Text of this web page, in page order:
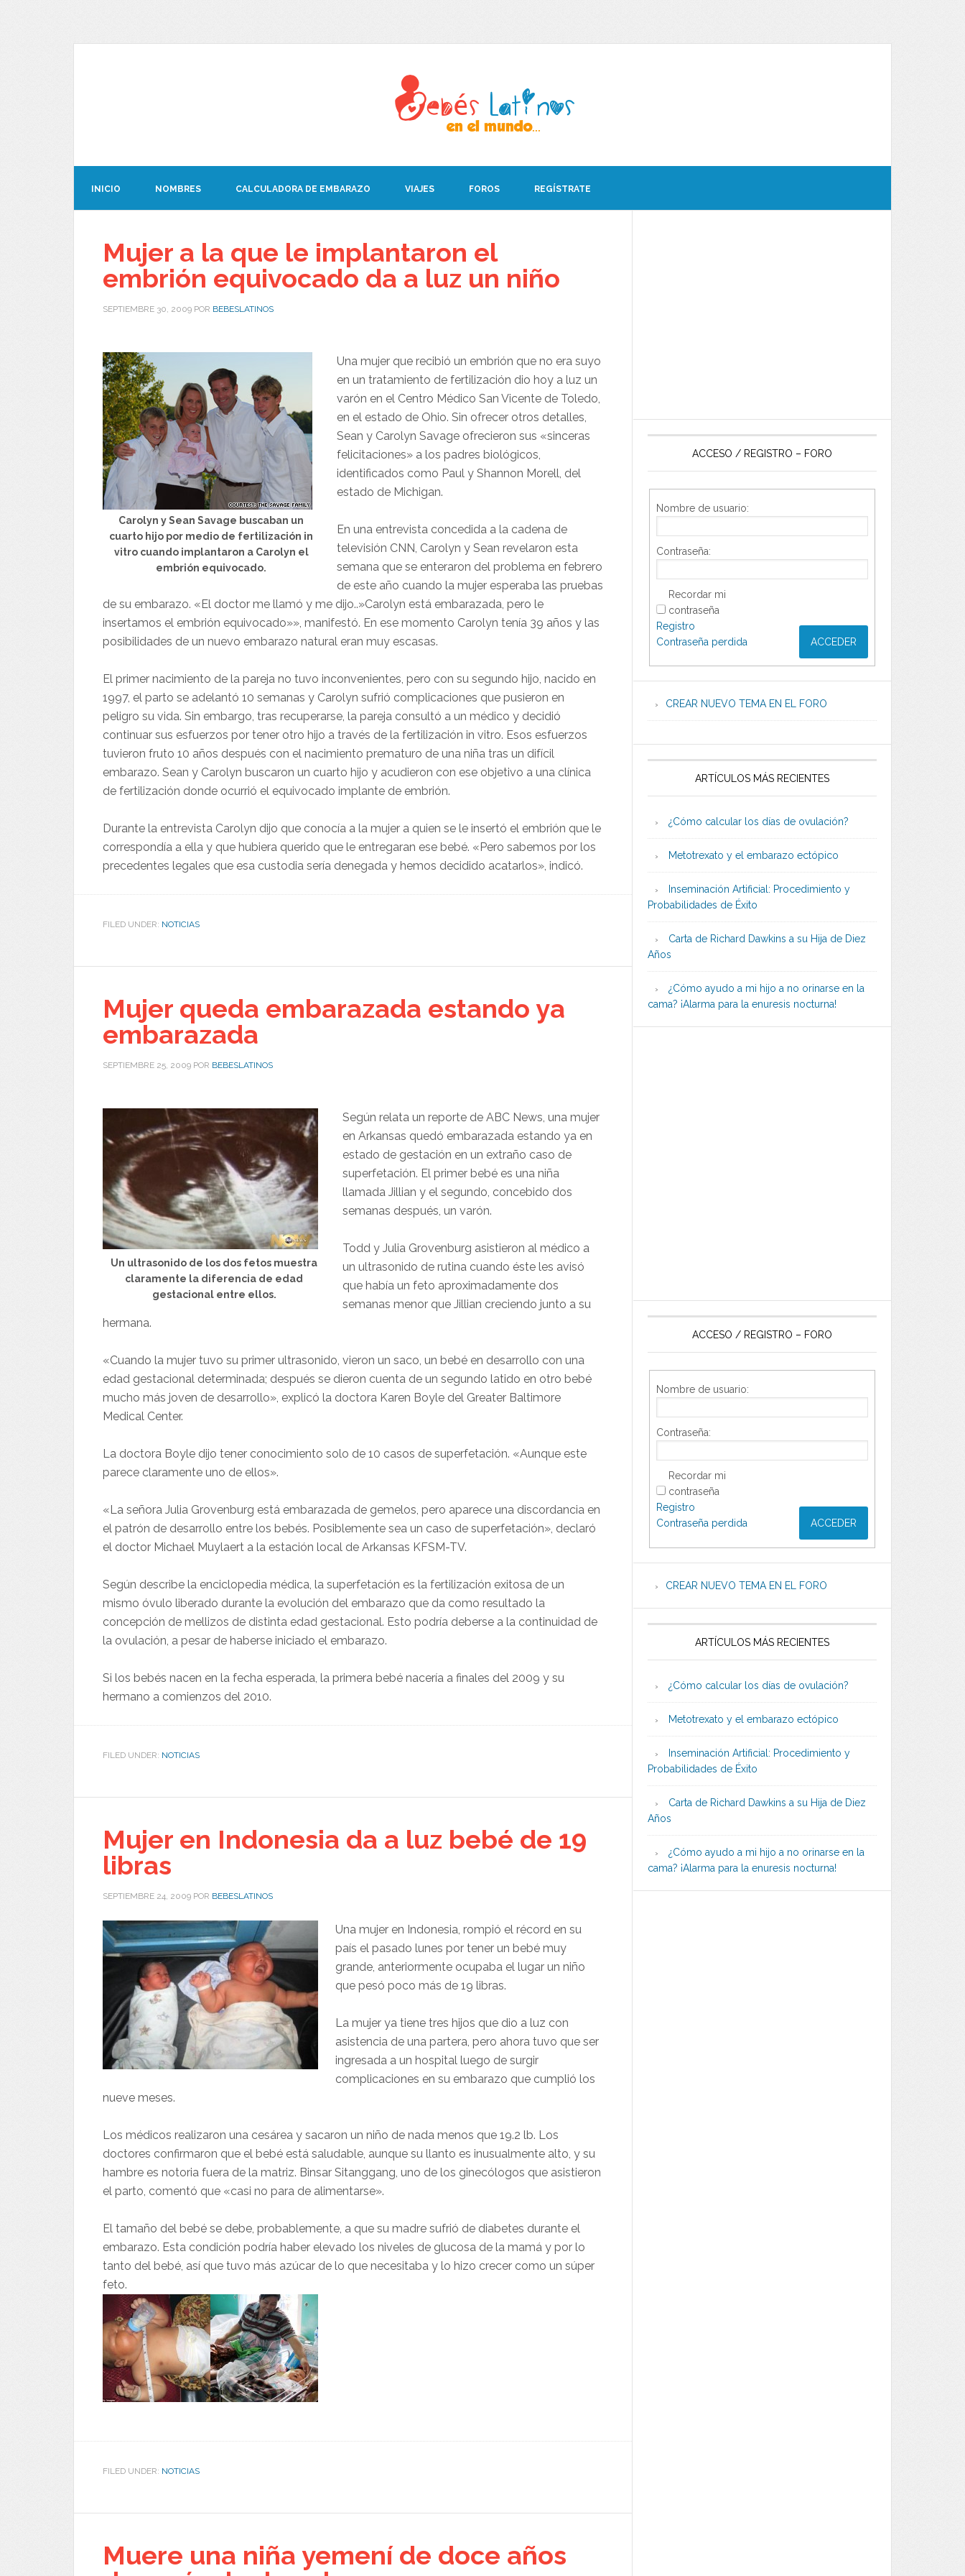
INICIO NOMBRES CALCULADORA DE EMBARAZO VIAJES FOROS REGÍSTRATE
Mujer a la que le implantaron el
embrión equivocado da a luz un niño
SEPTIEMBRE 30, 2009 POR BEBESLATINOS
Carolyn y Sean Savage buscaban un
cuarto hijo por medio de fertilización in
vitro cuando implantaron a Carolyn el
embrión equivocado.
Una mujer que recibió un embrión que no era suyo
en un tratamiento de fertilización dio hoy a luz un
varón en el Centro Médico San Vicente de Toledo,
en el estado de Ohio. Sin ofrecer otros detalles,
Sean y Carolyn Savage ofrecieron sus «sinceras
felicitaciones» a los padres biológicos,
identificados como Paul y Shannon Morell, del
estado de Michigan.
En una entrevista concedida a la cadena de
televisión CNN, Carolyn y Sean revelaron esta
semana que se enteraron del problema en febrero
de este año cuando la mujer esperaba las pruebas
de su embarazo. «El doctor me llamó y me dijo..»Carolyn está embarazada, pero le
insertamos el embrión equivocado»», manifestó. En ese momento Carolyn tenía 39 años y las
posibilidades de un nuevo embarazo natural eran muy escasas.
El primer nacimiento de la pareja no tuvo inconvenientes, pero con su segundo hijo, nacido en
1997, el parto se adelantó 10 semanas y Carolyn sufrió complicaciones que pusieron en
peligro su vida. Sin embargo, tras recuperarse, la pareja consultó a un médico y decidió
continuar sus esfuerzos por tener otro hijo a través de la fertilización in vitro. Esos esfuerzos
tuvieron fruto 10 años después con el nacimiento prematuro de una niña tras un difícil
embarazo. Sean y Carolyn buscaron un cuarto hijo y acudieron con ese objetivo a una clínica
de fertilización donde ocurrió el equivocado implante de embrión.
Durante la entrevista Carolyn dijo que conocía a la mujer a quien se le insertó el embrión que le
correspondía a ella y que hubiera querido que le entregaran ese bebé. «Pero sabemos por los
precedentes legales que esa custodia sería denegada y hemos decidido acatarlos», indicó.
FILED UNDER: NOTICIAS
Mujer queda embarazada estando ya
embarazada
SEPTIEMBRE 25, 2009 POR BEBESLATINOS
Un ultrasonido de los dos fetos muestra
claramente la diferencia de edad
gestacional entre ellos.
Según relata un reporte de ABC News, una mujer
en Arkansas quedó embarazada estando ya en
estado de gestación en un extraño caso de
superfetación. El primer bebé es una niña
llamada Jillian y el segundo, concebido dos
semanas después, un varón.
Todd y Julia Grovenburg asistieron al médico a
un ultrasonido de rutina cuando éste les avisó
que había un feto aproximadamente dos
semanas menor que Jillian creciendo junto a su
hermana.
«Cuando la mujer tuvo su primer ultrasonido, vieron un saco, un bebé en desarrollo con una
edad gestacional determinada; después se dieron cuenta de un segundo latido en otro bebé
mucho más joven de desarrollo», explicó la doctora Karen Boyle del Greater Baltimore
Medical Center.
La doctora Boyle dijo tener conocimiento solo de 10 casos de superfetación. «Aunque este
parece claramente uno de ellos».
«La señora Julia Grovenburg está embarazada de gemelos, pero aparece una discordancia en
el patrón de desarrollo entre los bebés. Posiblemente sea un caso de superfetación», declaró
el doctor Michael Muylaert a la estación local de Arkansas KFSM-TV.
Según describe la enciclopedia médica, la superfetación es la fertilización exitosa de un
mismo óvulo liberado durante la evolución del embarazo que da como resultado la
concepción de mellizos de distinta edad gestacional. Esto podría deberse a la continuidad de
la ovulación, a pesar de haberse iniciado el embarazo.
Si los bebés nacen en la fecha esperada, la primera bebé nacería a finales del 2009 y su
hermano a comienzos del 2010.
FILED UNDER: NOTICIAS
Mujer en Indonesia da a luz bebé de 19
libras
SEPTIEMBRE 24, 2009 POR BEBESLATINOS
Una mujer en Indonesia, rompió el récord en su
país el pasado lunes por tener un bebé muy
grande, anteriormente ocupaba el lugar un niño
que pesó poco más de 19 libras.
La mujer ya tiene tres hijos que dio a luz con
asistencia de una partera, pero ahora tuvo que ser
ingresada a un hospital luego de surgir
complicaciones en su embarazo que cumplió los
nueve meses.
Los médicos realizaron una cesárea y sacaron un niño de nada menos que 19.2 lb. Los
doctores confirmaron que el bebé está saludable, aunque su llanto es inusualmente alto, y su
hambre es notoria fuera de la matriz. Binsar Sitanggang, uno de los ginecólogos que asistieron
el parto, comentó que «casi no para de alimentarse».
El tamaño del bebé se debe, probablemente, a que su madre sufrió de diabetes durante el
embarazo. Esta condición podría haber elevado los niveles de glucosa de la mamá y por lo
tanto del bebé, así que tuvo más azúcar de lo que necesitaba y lo hizo crecer como un súper
feto.
FILED UNDER: NOTICIAS
Muere una niña yemení de doce años
ACCESO / REGISTRO – FORO
Nombre de usuario:
Contraseña:
Recordar mi
contraseña
ACCEDER
Registro
Contraseña perdida
CREAR NUEVO TEMA EN EL FORO
ARTÍCULOS MÁS RECIENTES
¿Cómo calcular los días de ovulación?
Metotrexato y el embarazo ectópico
Inseminación Artificial: Procedimiento y
Probabilidades de Éxito
Carta de Richard Dawkins a su Hija de Diez
Años
¿Cómo ayudo a mi hijo a no orinarse en la
cama? ¡Alarma para la enuresis nocturna!
ACCESO / REGISTRO – FORO
Nombre de usuario:
Contraseña:
Recordar mi
contraseña
ACCEDER
Registro
Contraseña perdida
CREAR NUEVO TEMA EN EL FORO
ARTÍCULOS MÁS RECIENTES
¿Cómo calcular los días de ovulación?
Metotrexato y el embarazo ectópico
Inseminación Artificial: Procedimiento y
Probabilidades de Éxito
Carta de Richard Dawkins a su Hija de Diez
Años
¿Cómo ayudo a mi hijo a no orinarse en la
cama? ¡Alarma para la enuresis nocturna!